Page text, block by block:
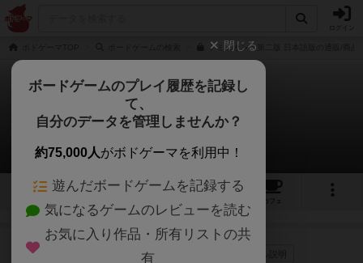
ドミニオン：第二版 日本語版の通販/商品
ドミニオン：第二版
6件の動画
8 6 40
カフェ
作品紹介
閉じる
ボードゲームのプレイ履歴を記録し
て、
自分のデータを管理しませんか？
約75,000人がボドゲーマを利用中！
遊んだボードゲームを記録する
気になるゲームのレビューを読む
お気に入り作品・所有リストの共
有